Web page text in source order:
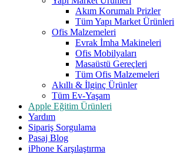
Akım Korumalı Prizler
Tüm Yapı Market Ürünleri
Ofis Malzemeleri
Evrak İmha Makineleri
Ofis Mobilyaları
Masaüstü Gereçleri
Tüm Ofis Malzemeleri
Akıllı & İlginç Ürünler
Tüm Ev-Yaşam
Apple Eğitim Ürünleri
Yardım
Sipariş Sorgulama
Pasaj Blog
iPhone Karşılaştırma